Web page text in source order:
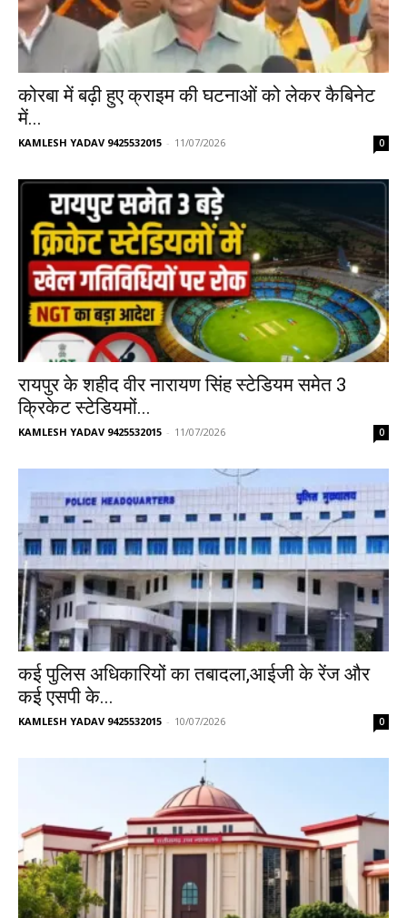
कोरबा में बढ़ी हुए क्राइम की घटनाओं को लेकर कैबिनेट
में...
KAMLESH YADAV 9425532015 - 11/07/2026 0
रायपुर के शहीद वीर नारायण सिंह स्टेडियम समेत 3
क्रिकेट स्टेडियमों...
KAMLESH YADAV 9425532015 - 11/07/2026 0
कई पुलिस अधिकारियों का तबादला,आईजी के रेंज और
कई एसपी के...
KAMLESH YADAV 9425532015 - 10/07/2026 0